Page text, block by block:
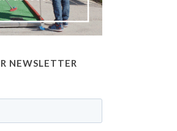
NEWSLETTER